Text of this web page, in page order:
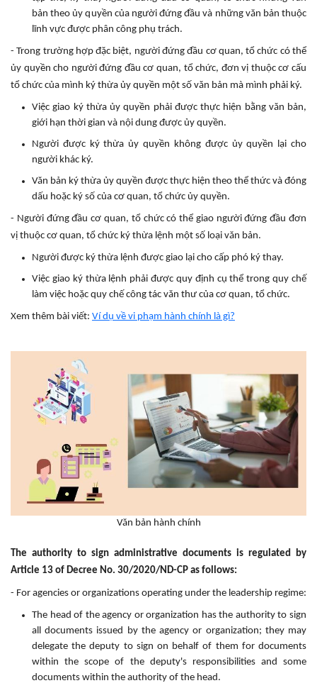
bản theo ủy quyền của người đứng đầu và những văn bản thuộc
lĩnh vực được phân công phụ trách.
- Trong trường hợp đặc biệt, người đứng đầu cơ quan, tổ chức có thể
ủy quyền cho người đứng đầu cơ quan, tổ chức, đơn vị thuộc cơ cấu
tổ chức của mình ký thừa ủy quyền một số văn bản mà mình phải ký.
Việc giao ký thừa ủy quyền phải được thực hiện bằng văn bản,
giới hạn thời gian và nội dung được ủy quyền.
Người được ký thừa ủy quyền không được ủy quyền lại cho
người khác ký.
Văn bản ký thừa ủy quyền được thực hiện theo thể thức và đóng
dấu hoặc ký số của cơ quan, tổ chức ủy quyền.
- Người đứng đầu cơ quan, tổ chức có thể giao người đứng đầu đơn
vị thuộc cơ quan, tổ chức ký thừa lệnh một số loại văn bản.
Người được ký thừa lệnh được giao lại cho cấp phó ký thay.
Việc giao ký thừa lệnh phải được quy định cụ thể trong quy chế
làm việc hoặc quy chế công tác văn thư của cơ quan, tổ chức.
Xem thêm bài viết: Ví dụ về vi phạm hành chính là gì?
Văn bản hành chính
The authority to sign administrative documents is regulated by
Article 13 of Decree No. 30/2020/ND-CP as follows:
- For agencies or organizations operating under the leadership regime:
The head of the agency or organization has the authority to sign
all documents issued by the agency or organization; they may
delegate the deputy to sign on behalf of them for documents
within the scope of the deputy's responsibilities and some
documents within the authority of the head.